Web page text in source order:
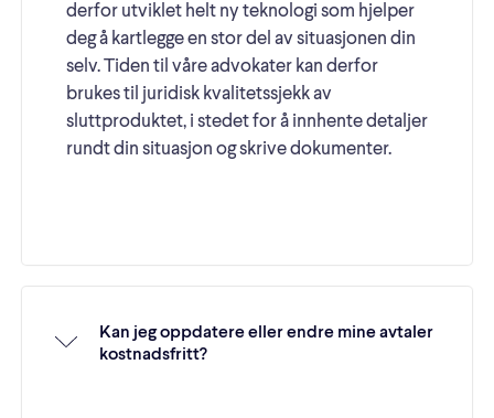
derfor utviklet helt ny teknologi som hjelper
deg å kartlegge en stor del av situasjonen din
selv. Tiden til våre advokater kan derfor
brukes til juridisk kvalitetssjekk av
sluttproduktet, i stedet for å innhente detaljer
rundt din situasjon og skrive dokumenter.
Kan jeg oppdatere eller endre mine avtaler
kostnadsfritt?